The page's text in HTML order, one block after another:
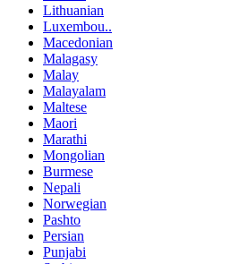
Lithuanian
Luxembou..
Macedonian
Malagasy
Malay
Malayalam
Maltese
Maori
Marathi
Mongolian
Burmese
Nepali
Norwegian
Pashto
Persian
Punjabi